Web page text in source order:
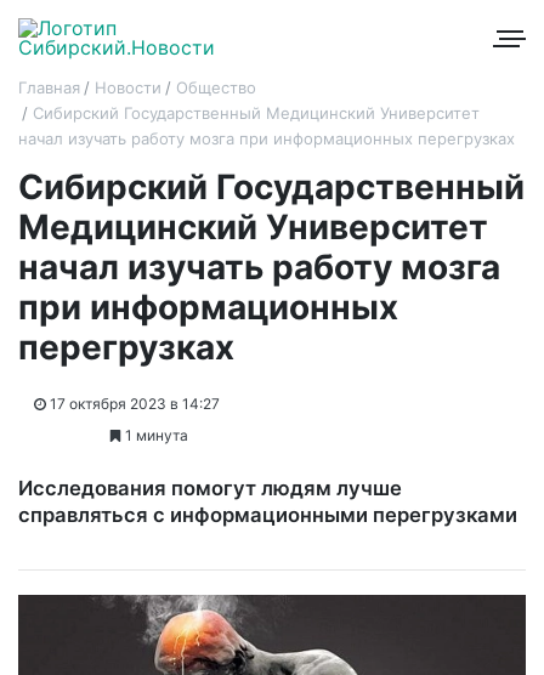
Главная Новости
Общество
Сибирский Государственный Медицинский Университет
начал изучать работу мозга при информационных перегрузках
Сибирский Государственный
Медицинский Университет
начал изучать работу мозга
при информационных
перегрузках
17 октября 2023 в 14:27
1 минута
Исследования помогут людям лучше
справляться с информационными перегрузками